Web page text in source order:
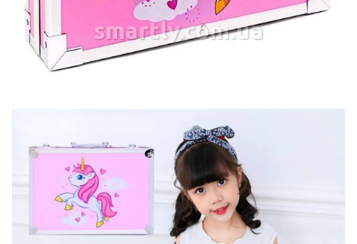
smartly.com.ua